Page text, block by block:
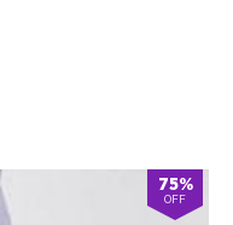
75%
OFF